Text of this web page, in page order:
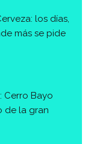
los días,
más se pide
Cerro Bayo
de la gran